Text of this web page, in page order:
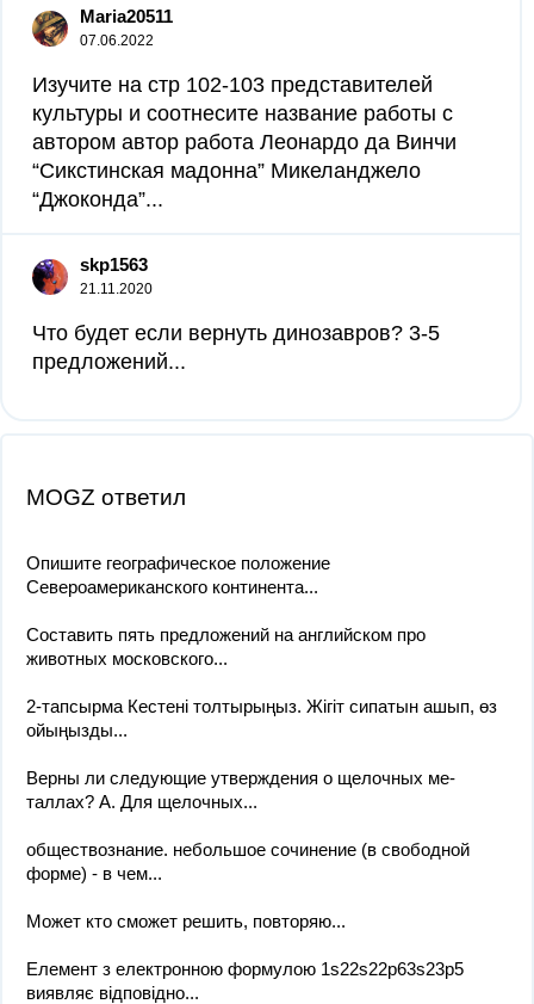
Maria20511
07.06.2022
Изучите на стр 102-103 представителей
культуры и соотнесите название работы с
автором автор работа Леонардо да Винчи
“Сикстинская мадонна” Микеланджело
“Джоконда”...
skp1563
21.11.2020
Что будет если вернуть динозавров? 3-5
предложений​...
MOGZ ответил
Опишите географическое положение
Североамериканского континента...
Составить пять предложений на английском про
животных московского...
2-тапсырма Кестені толтырыңыз. Жігіт сипатын ашып, өз
ойыңызды...
Верны ли следующие утверждения о щелочных ме-
таллах? А. Для щелочных...
обществознание. небольшое сочинение (в свободной
форме) - в чем...
Может кто сможет решить, повторяю...
Елемент з електронною формулою 1s22s22p63s23p5
виявляє відповідно...